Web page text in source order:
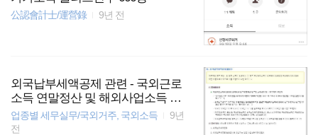
公認會計士/運營錄 9년 전
외국납부세액공제 관련 - 국외근로
소득 연말정산 및 해외사업소득 종
합소득세 신고 [여의도회계사 여의
도세무사]
업종별 세무실무/국외거주, 국외소득
9년
전